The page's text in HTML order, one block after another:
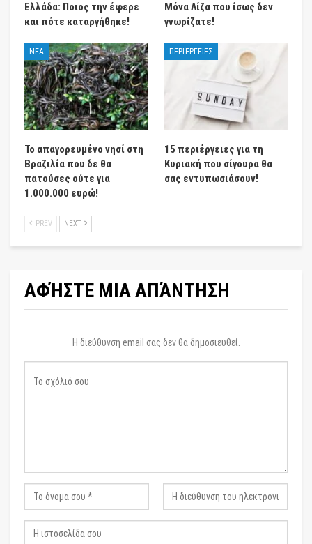
Ελλάδα: Ποιος την έφερε
και πότε καταργήθηκε!
Μόνα Λίζα που ίσως δεν
γνωρίζατε!
ΝΕΑ
Το απαγορευμένο νησί στη
Βραζιλία που δε θα
πατούσες ούτε για
1.000.000 ευρώ!
ΠΕΡΙΈΡΓΕΙΕΣ
15 περιέργειες για τη
Κυριακή που σίγουρα θα
σας εντυπωσιάσουν!
PREV NEXT
ΑΦΉΣΤΕ ΜΙΑ ΑΠΆΝΤΗΣΗ
Η διεύθυνση email σας δεν θα δημοσιευθεί.